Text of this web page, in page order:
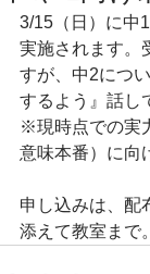
3/15（日）に中
実施されます。
すが、中2につ
するよう』話し
※現時点での実
意味本番）に向
申し込みは、配
添えて教室まで